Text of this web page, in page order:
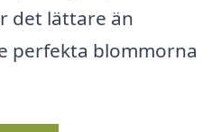
det lättare än
perfekta blommorna